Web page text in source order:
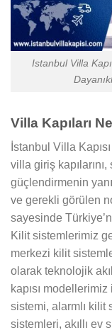
Istanbul Villa
Villa Kapıları
İstanbul Villa
villa giriş
güçlendirmenin
ve gerekli görülen
sayesinde
Kilit sistemlerimiz
merkezi kilit
olarak teknolojik
kapısı
sistemi, alarmlı kilit
sistemleri, akıllı ev